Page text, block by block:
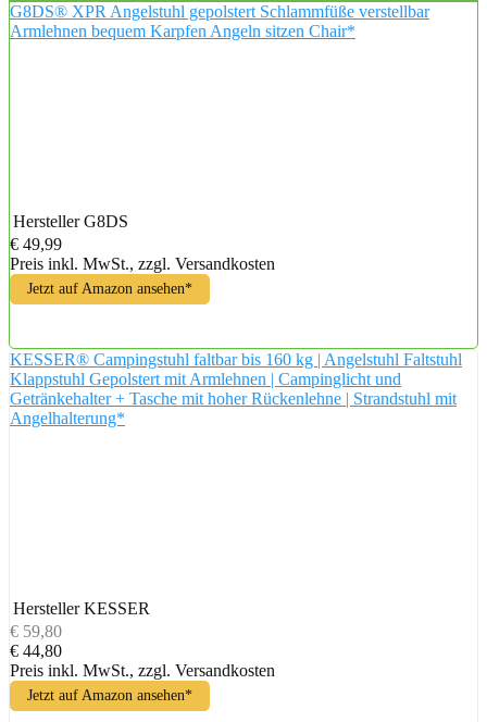
G8DS® XPR Angelstuhl gepolstert Schlammfüße verstellbar
Armlehnen bequem Karpfen Angeln sitzen Chair*
Hersteller G8DS
€ 49,99
Preis inkl. MwSt., zzgl. Versandkosten
Jetzt auf Amazon ansehen*
KESSER® Campingstuhl faltbar bis 160 kg | Angelstuhl Faltstuhl
Klappstuhl Gepolstert mit Armlehnen | Campinglicht und
Getränkehalter + Tasche mit hoher Rückenlehne | Strandstuhl mit
Angelhalterung*
Hersteller KESSER
€ 59,80
€ 44,80
Preis inkl. MwSt., zzgl. Versandkosten
Jetzt auf Amazon ansehen*